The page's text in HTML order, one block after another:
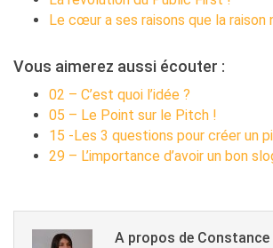
Le cœur a ses raisons que la raison
Vous aimerez aussi écouter :
02 – C’est quoi l’idée ?
05 – Le Point sur le Pitch !
15 -Les 3 questions pour créer un
29 – L’importance d’avoir un bon
A propos de Constance